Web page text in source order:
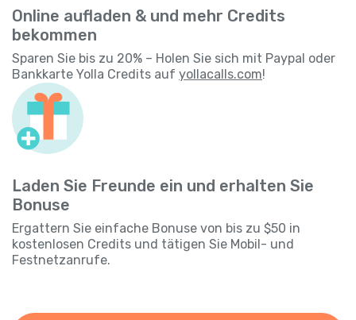
Online aufladen & und mehr Credits
bekommen
Sparen Sie bis zu 20% – Holen Sie sich mit Paypal oder
Bankkarte Yolla Credits auf yollacalls.com!
Laden Sie Freunde ein und erhalten Sie
Bonuse
Ergattern Sie einfache Bonuse von bis zu $50 in
kostenlosen Credits und tätigen Sie Mobil- und
Festnetzanrufe.